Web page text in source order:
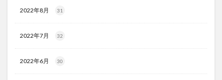
2022年8月 31
2022年7月 32
2022年6月 30